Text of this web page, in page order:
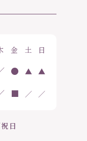
金 土 日
● ▲ ▲
■ ／ ／
日